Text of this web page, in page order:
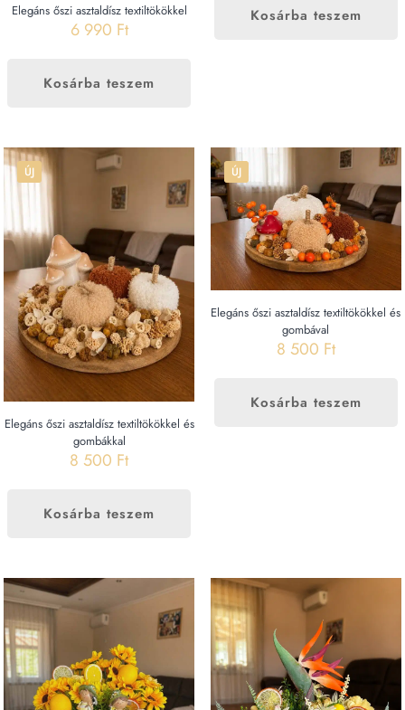
Elegáns őszi asztaldísz textiltökökkel
6 990 Ft
Kosárba teszem
Kosárba teszem
ÚJ
Elegáns őszi asztaldísz textiltökökkel és
gombákkal
8 500 Ft
Kosárba teszem
ÚJ
Elegáns őszi asztaldísz textiltökökkel és
gombával
8 500 Ft
Kosárba teszem